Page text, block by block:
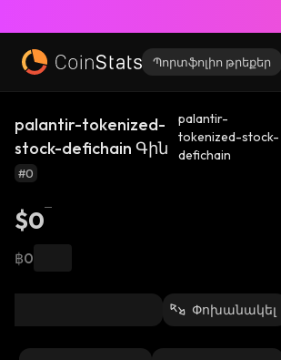
Պորտֆոլիո թրեքեր
palantir-tokenized-
stock-defichain Գին
palantir-
tokenized-stock-
defichain
#0
$0
฿0
Փոխանակել